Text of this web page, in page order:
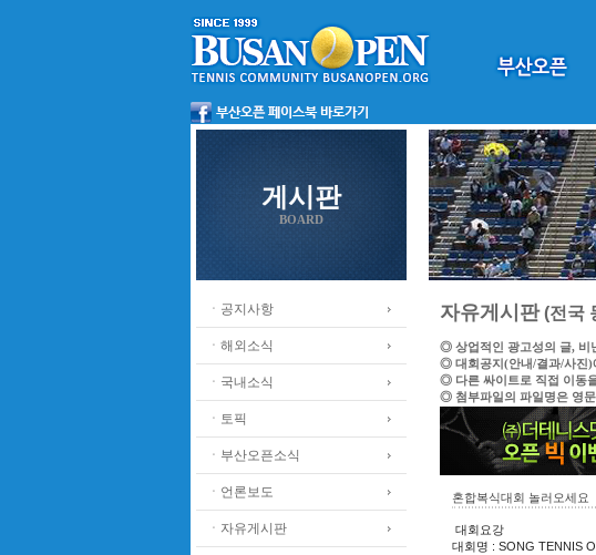
게시판
BOARD
ㆍ공지사항
ㆍ해외소식
ㆍ국내소식
ㆍ토픽
ㆍ부산오픈소식
ㆍ언론보도
ㆍ자유게시판
자유게시판(전국
◎ 상업적인 광고성의 글, 비
◎ 대회공지(안내/결과/사진)
◎ 다른 싸이트로 직접 이동
◎ 첨부파일의 파일명은 영
혼합복식대회 놀러오세요
대회요강
대회명 : SONG TENNIS